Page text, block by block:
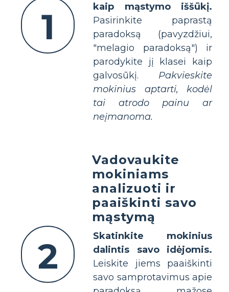
1
kaip mąstymo iššūkį.
Pasirinkite paprastą
paradoksą (pavyzdžiui,
"melagio paradoksą") ir
parodykite jį klasei kaip
galvosūkį. Pakvieskite
mokinius aptarti, kodėl
tai atrodo painu ar
neįmanoma.
2
Vadovaukite
mokiniams
analizuoti ir
paaiškinti savo
mąstymą
Skatinkite mokinius
dalintis savo idėjomis.
Leiskite jiems paaiškinti
savo samprotavimus apie